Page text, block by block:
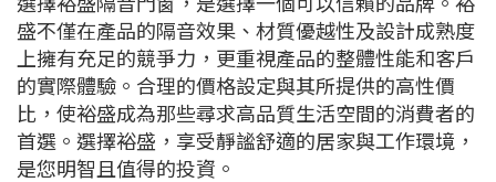
盛不僅在產品的隔音效果、材質優越性及設計成熟度
上擁有充足的競爭力，更重視產品的整體性能和客戶
的實際體驗。合理的價格設定與其所提供的高性價
比，使裕盛成為那些尋求高品質生活空間的消費者的
首選。選擇裕盛，享受靜謐舒適的居家與工作環境，
是您明智且值得的投資。